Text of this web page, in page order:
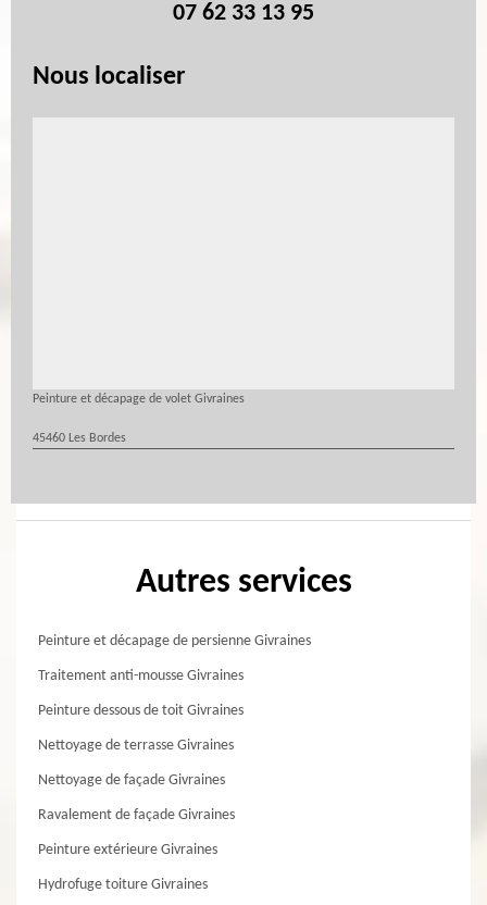
07 62 33 13 95
Nous localiser
Peinture et décapage de volet Givraines
45460 Les Bordes
Autres services
Peinture et décapage de persienne Givraines
Traitement anti-mousse Givraines
Peinture dessous de toit Givraines
Nettoyage de terrasse Givraines
Nettoyage de façade Givraines
Ravalement de façade Givraines
Peinture extérieure Givraines
Hydrofuge toiture Givraines